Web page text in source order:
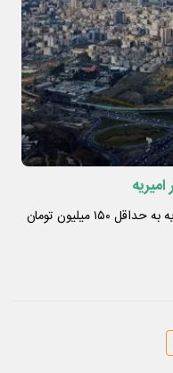
برای اجاره خانه های ۴۰ تا ۶۰ متری در امیریه به حداقل ۱۵۰ میلیون تومان